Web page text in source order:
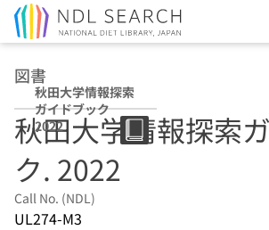
図書
秋田大学情報探索
ガイドブック
2022
秋田大学情報探索
ク. 2022
Call No. (NDL)
UL274-M3